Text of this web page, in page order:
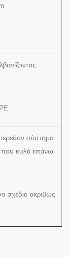
σύστημα
που κυλά επάνω
σχέδιο ακριβώς